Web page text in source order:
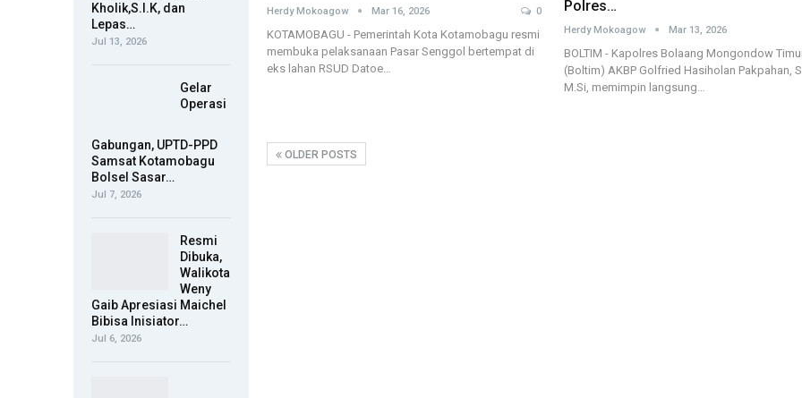
Herdy Mokoagow Mar 16, 2026 0
KOTAMOBAGU - Pemerintah Kota Kotamobagu resmi
membuka pelaksanaan Pasar Senggol bertempat di
eks lahan RSUD Datoe…
Polres…
Herdy Mokoagow Mar 13, 2026
BOLTIM - Kapolres Bolaang Mongondow
(Boltim) AKBP Golfried Hasiholan Pakpahan,
M.Si, memimpin langsung…
OLDER POSTS
Kholik,S.I.K, dan
Lepas…
Jul 13, 2026
Gelar
Operasi
Gabungan, UPTD-PPD
Samsat Kotamobagu
Bolsel Sasar…
Jul 7, 2026
Resmi
Dibuka,
Walikota
Weny
Gaib Apresiasi Maichel
Bibisa Inisiator…
Jul 6, 2026